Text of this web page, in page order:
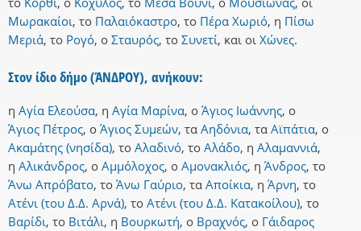
Μωρακαίοι, το Παλαιόκαστρο, το Πέρα Χωριό, η Πίσω
Μεριά, το Ρογό, ο Σταυρός, το Συνετί, και οι Χώνες.
Στον ίδιο δήμο (ΆΝΔΡΟΥ), ανήκουν:
η Αγία Ελεούσα, η Αγία Μαρίνα, ο Άγιος Ιωάννης, ο
Άγιος Πέτρος, ο Άγιος Συμεών, τα Αηδόνια, τα Αϊπάτια, ο
Ακαμάτης (νησίδα), το Αλαδινό, το Αλάδο, η Αλαμαννιά,
η Αλικάνδρος, ο Αμμόλοχος, ο Αμονακλιός, η Άνδρος, το
Άνω Απρόβατο, το Άνω Γαύριο, τα Αποίκια, η Άρνη, το
Ατένι (του Δ.Δ. Αρνά), το Ατένι (του Δ.Δ. Κατακοίλου), το
Βαρίδι, το Βιτάλι, η Βουρκωτή, ο Βραχνός, ο Γάιδαρος